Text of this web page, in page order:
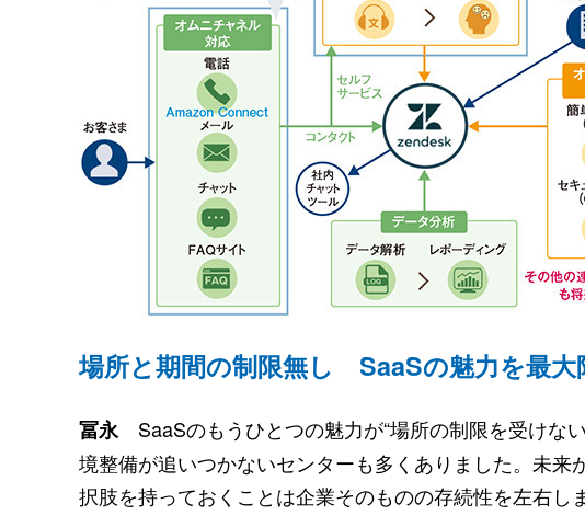
場所と期間の制限無し SaaSの魅力を最大
冨永SaaSのもうひとつの魅力が“場所の制限を受けな
境整備が追いつかないセンターも多くありました。未
択肢を持っておくことは企業そのものの存続性を左右しま